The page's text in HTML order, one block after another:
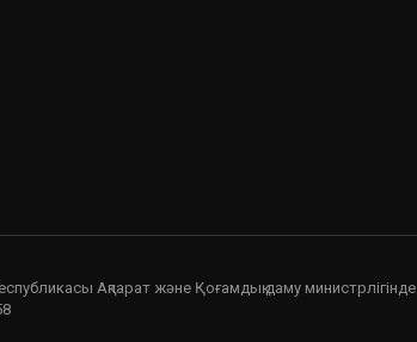
Республикасы Ақпарат және Қоғамдық даму министрлігінде